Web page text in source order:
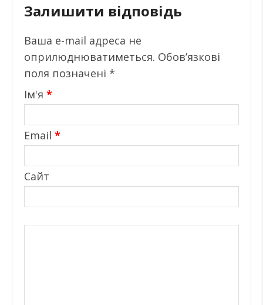
Залишити відповідь
Ваша e-mail адреса не
оприлюднюватиметься. Обов’язкові
поля позначені *
Ім'я *
Email *
Сайт